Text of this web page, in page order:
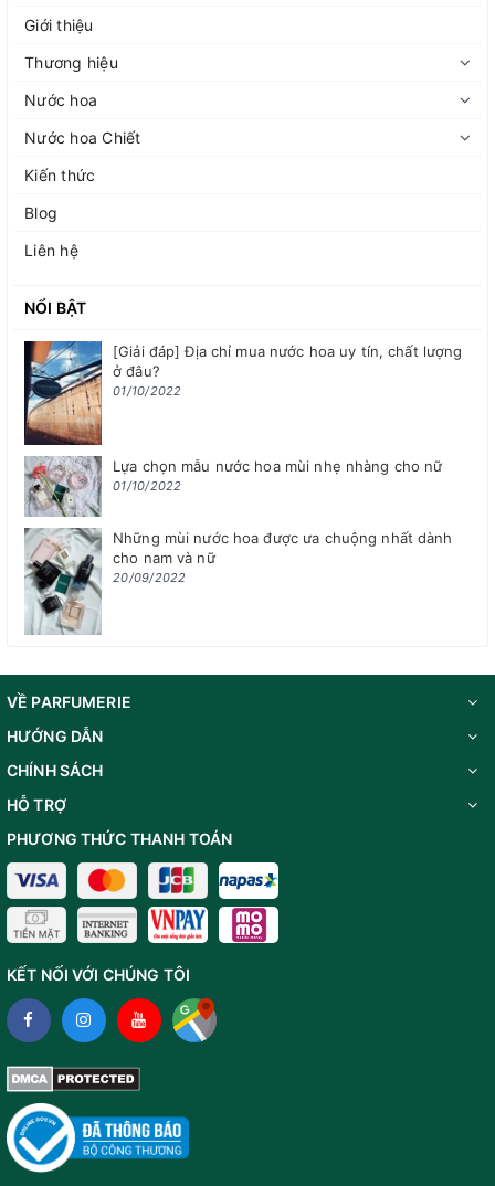
Giới thiệu
Thương hiệu
Nước hoa
Nước hoa Chiết
Kiến thức
Blog
Liên hệ
NỔI BẬT
[Giải đáp] Địa chỉ mua nước hoa uy tín, chất lượng
ở đâu?
01/10/2022
Lựa chọn mẫu nước hoa mùi nhẹ nhàng cho nữ
01/10/2022
Những mùi nước hoa được ưa chuộng nhất dành
cho nam và nữ
20/09/2022
VỀ PARFUMERIE
HƯỚNG DẪN
CHÍNH SÁCH
HỖ TRỢ
PHƯƠNG THỨC THANH TOÁN
KẾT NỐI VỚI CHÚNG TÔI